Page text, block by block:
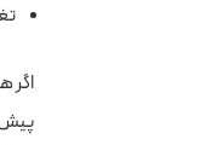
اگر
پیش